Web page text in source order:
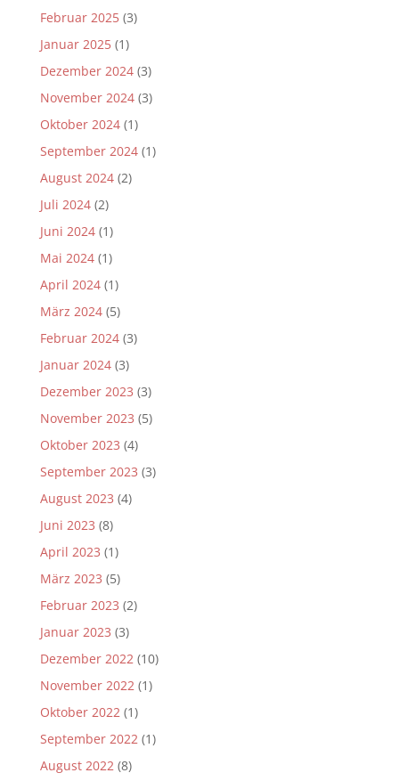
Februar 2025(3)
Januar 2025(1)
Dezember 2024(3)
November 2024(3)
Oktober 2024(1)
September 2024(1)
August 2024(2)
Juli 2024(2)
Juni 2024(1)
Mai 2024(1)
April 2024(1)
März 2024(5)
Februar 2024(3)
Januar 2024(3)
Dezember 2023 (3)
November 2023 (5)
Oktober 2023 (4)
September 2023 (3)
August 2023 (4)
Juni 2023 (8)
April 2023 (1)
März 2023 (5)
Februar 2023 (2)
Januar 2023 (3)
Dezember 2022 (10)
November 2022 (1)
Oktober 2022 (1)
September 2022 (1)
August 2022 (8)